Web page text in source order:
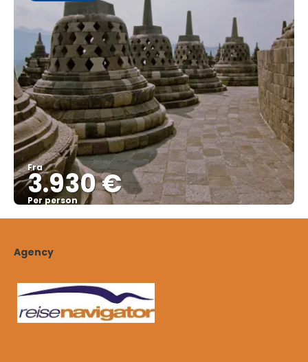
Fra
3.930 €
Per person
Se
Agency